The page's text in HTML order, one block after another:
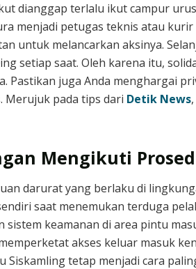
dianggap terlalu ikut campur
menjadi petugas teknis atau
untuk melancarkan aksinya.
setiap saat. Oleh karena itu,
juga Anda menghargai
Merujuk pada tips dari Detik News
Mengikuti
darurat yang berlaku di
saat menemukan terduga
keamanan di area pintu
akses keluar masuk
Siskamling tetap menjadi cara